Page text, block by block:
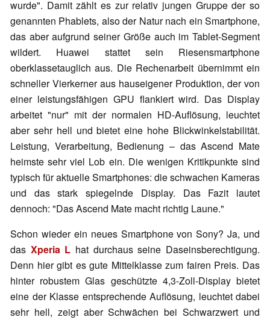
wurde". Damit zählt es zur relativ jungen Gruppe der so
genannten Phablets, also der Natur nach ein Smartphone,
das aber aufgrund seiner Größe auch im Tablet-Segment
wildert. Huawei stattet sein Riesensmartphone
oberklassetauglich aus. Die Rechenarbeit übernimmt ein
schneller Vierkerner aus hauseigener Produktion, der von
einer leistungsfähigen GPU flankiert wird. Das Display
arbeitet "nur" mit der normalen HD-Auflösung, leuchtet
aber sehr hell und bietet eine hohe Blickwinkelstabilität.
Leistung, Verarbeitung, Bedienung – das Ascend Mate
heimste sehr viel Lob ein. Die wenigen Kritikpunkte sind
typisch für aktuelle Smartphones: die schwachen Kameras
und das stark spiegelnde Display. Das Fazit lautet
dennoch: "Das Ascend Mate macht richtig Laune."
Schon wieder ein neues Smartphone von Sony? Ja, und
das Xperia L hat durchaus seine Daseinsberechtigung.
Denn hier gibt es gute Mittelklasse zum fairen Preis. Das
hinter robustem Glas geschützte 4,3-Zoll-Display bietet
eine der Klasse entsprechende Auflösung, leuchtet dabei
sehr hell, zeigt aber Schwächen bei Schwarzwert und